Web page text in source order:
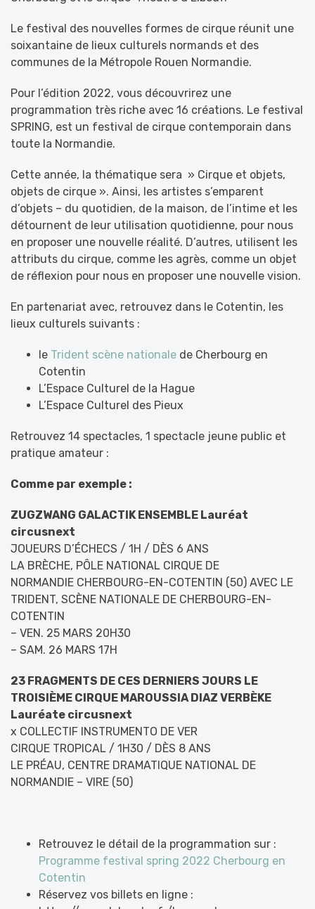
Le festival des nouvelles formes de cirque réunit une
soixantaine de lieux culturels normands et des
communes de la Métropole Rouen Normandie.
Pour l’édition 2022, vous découvrirez une
programmation très riche avec 16 créations. Le festival
SPRING, est un festival de cirque contemporain dans
toute la Normandie.
Cette année, la thématique sera » Cirque et objets,
objets de cirque ». Ainsi, les artistes s’emparent
d’objets – du quotidien, de la maison, de l’intime et les
détournent de leur utilisation quotidienne, pour nous
en proposer une nouvelle réalité. D’autres, utilisent les
attributs du cirque, comme les agrès, comme un objet
de réflexion pour nous en proposer une nouvelle vision.
En partenariat avec, retrouvez dans le Cotentin, les
lieux culturels suivants :
le Trident scène nationale de Cherbourg en
Cotentin
L’Espace Culturel de la Hague
L’Espace Culturel des Pieux
Retrouvez 14 spectacles, 1 spectacle jeune public et
pratique amateur :
Comme par exemple :
ZUGZWANG GALACTIK ENSEMBLE Lauréat
circusnext
JOUEURS D’ÉCHECS / 1H / DÈS 6 ANS
LA BRÈCHE, PÔLE NATIONAL CIRQUE DE
NORMANDIE CHERBOURG-EN-COTENTIN (50) AVEC LE
TRIDENT, SCÈNE NATIONALE DE CHERBOURG-EN-
COTENTIN
– VEN. 25 MARS 20H30
– SAM. 26 MARS 17H
23 FRAGMENTS DE CES DERNIERS JOURS LE
TROISIÈME CIRQUE MAROUSSIA DIAZ VERBÈKE
Lauréate circusnext
x COLLECTIF INSTRUMENTO DE VER
CIRQUE TROPICAL / 1H30 / DÈS 8 ANS
LE PRÉAU, CENTRE DRAMATIQUE NATIONAL DE
NORMANDIE – VIRE (50)
Retrouvez le détail de la programmation sur :
Programme festival spring 2022 Cherbourg en
Cotentin
Réservez vos billets en ligne :